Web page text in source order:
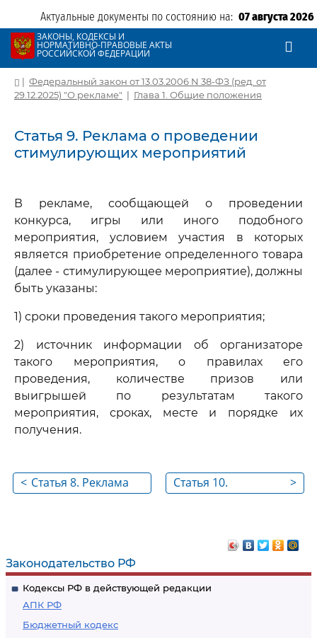
Актуальные документы по состоянию на: 07 августа 2026
ЗАКОНЫ, КОДЕКСЫ И
НОРМАТИВНО-ПРАВОВЫЕ АКТЫ
РОССИЙСКОЙ ФЕДЕРАЦИИ
Законодательство РФ
Кодексы РФ в действующей редакции
АПК РФ
Бюджетный кодекс
| Федеральный закон от 13.03.2006 N 38-ФЗ (ред. от
29.12.2025) "О рекламе" | Глава 1. Общие положения
Статья 9. Реклама о проведении
стимулирующих мероприятий
В рекламе, сообщающей о проведении
конкурса, игры или иного подобного
мероприятия, условием участия в которых
является приобретение определенного товара
(далее - стимулирующее мероприятие), должны
быть указаны:
1) сроки проведения такого мероприятия;
2) источник информации об организаторе
такого мероприятия, о правилах его
проведения, количестве призов или
выигрышей по результатам такого
мероприятия, сроках, месте и порядке их
получения.
< Статья 8. Реклама
>
Статья 10.